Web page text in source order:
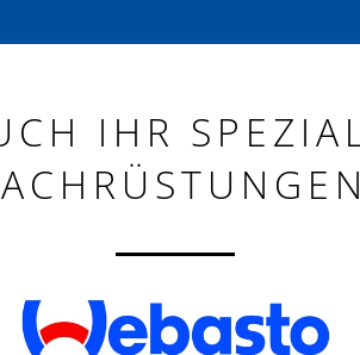
IHR